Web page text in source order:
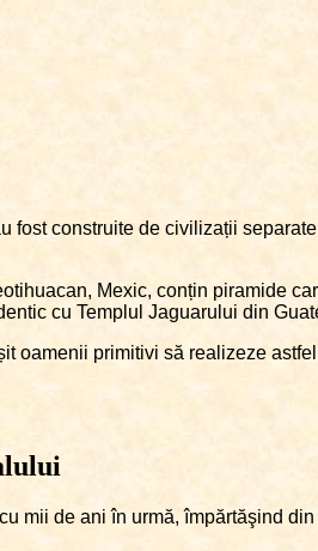
construite de civilizații
Mexic, conțin piramide
cu Templul Jaguarului din
oamenii primitivi să realizeze
mii de ani în urmă, împărtăşind